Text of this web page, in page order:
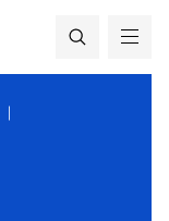
ataskaitą,